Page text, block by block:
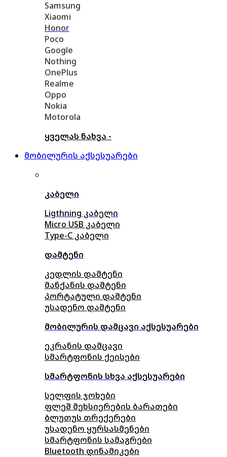
Samsung
Xiaomi
Honor
Poco
Google
Nothing
OnePlus
Realme
Oppo
Nokia
Motorola
ყველას ნახვა -
მობილურის აქსესუარები
კაბელი
Ligthning კაბელი
Micro USB კაბელი
Type-C კაბელი
დამტენი
კედლის დამტენი
მანქანის დამტენი
პორტატული დამტენი
უსადენო დამტენი
მობილურის დამცავი აქსესუარები
ეკრანის დამცავი
სმარტფონის ქეისები
სმარტფონის სხვა აქსესუარები
სელფის ჯოხები
ფლეშ მეხსიერების ბარათები
ბლუთუს თრექერები
უსადენო ყურსასმენები
სმარტფონის სამაგრები
Bluetooth დინამიკები